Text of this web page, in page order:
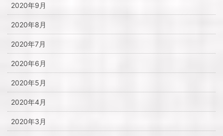
2020年9月
2020年8月
2020年7月
2020年6月
2020年5月
2020年4月
2020年3月